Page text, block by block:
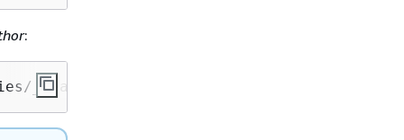
:
_search?q=thor